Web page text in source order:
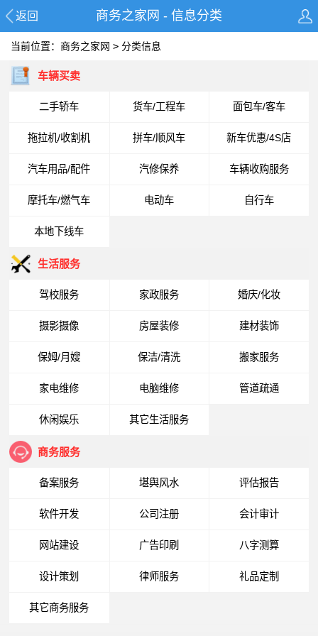
返回 商务之家网 - 信息分类
当前位置： 商务之家网 > 分类信息
车辆买卖
二手轿车 货车/工程车 面包车/客车
拖拉机/收割机 拼车/顺风车 新车优惠/4S店
汽车用品/配件 汽修保养 车辆收购服务
摩托车/燃气车 电动车 自行车
本地下线车
生活服务
驾校服务 家政服务 婚庆/化妆
摄影摄像 房屋装修 建材装饰
保姆/月嫂 保洁/清洗 搬家服务
家电维修 电脑维修 管道疏通
休闲娱乐 其它生活服务
商务服务
备案服务 堪舆风水 评估报告
软件开发 公司注册 会计审计
网站建设 广告印刷 八字测算
设计策划 律师服务 礼品定制
其它商务服务